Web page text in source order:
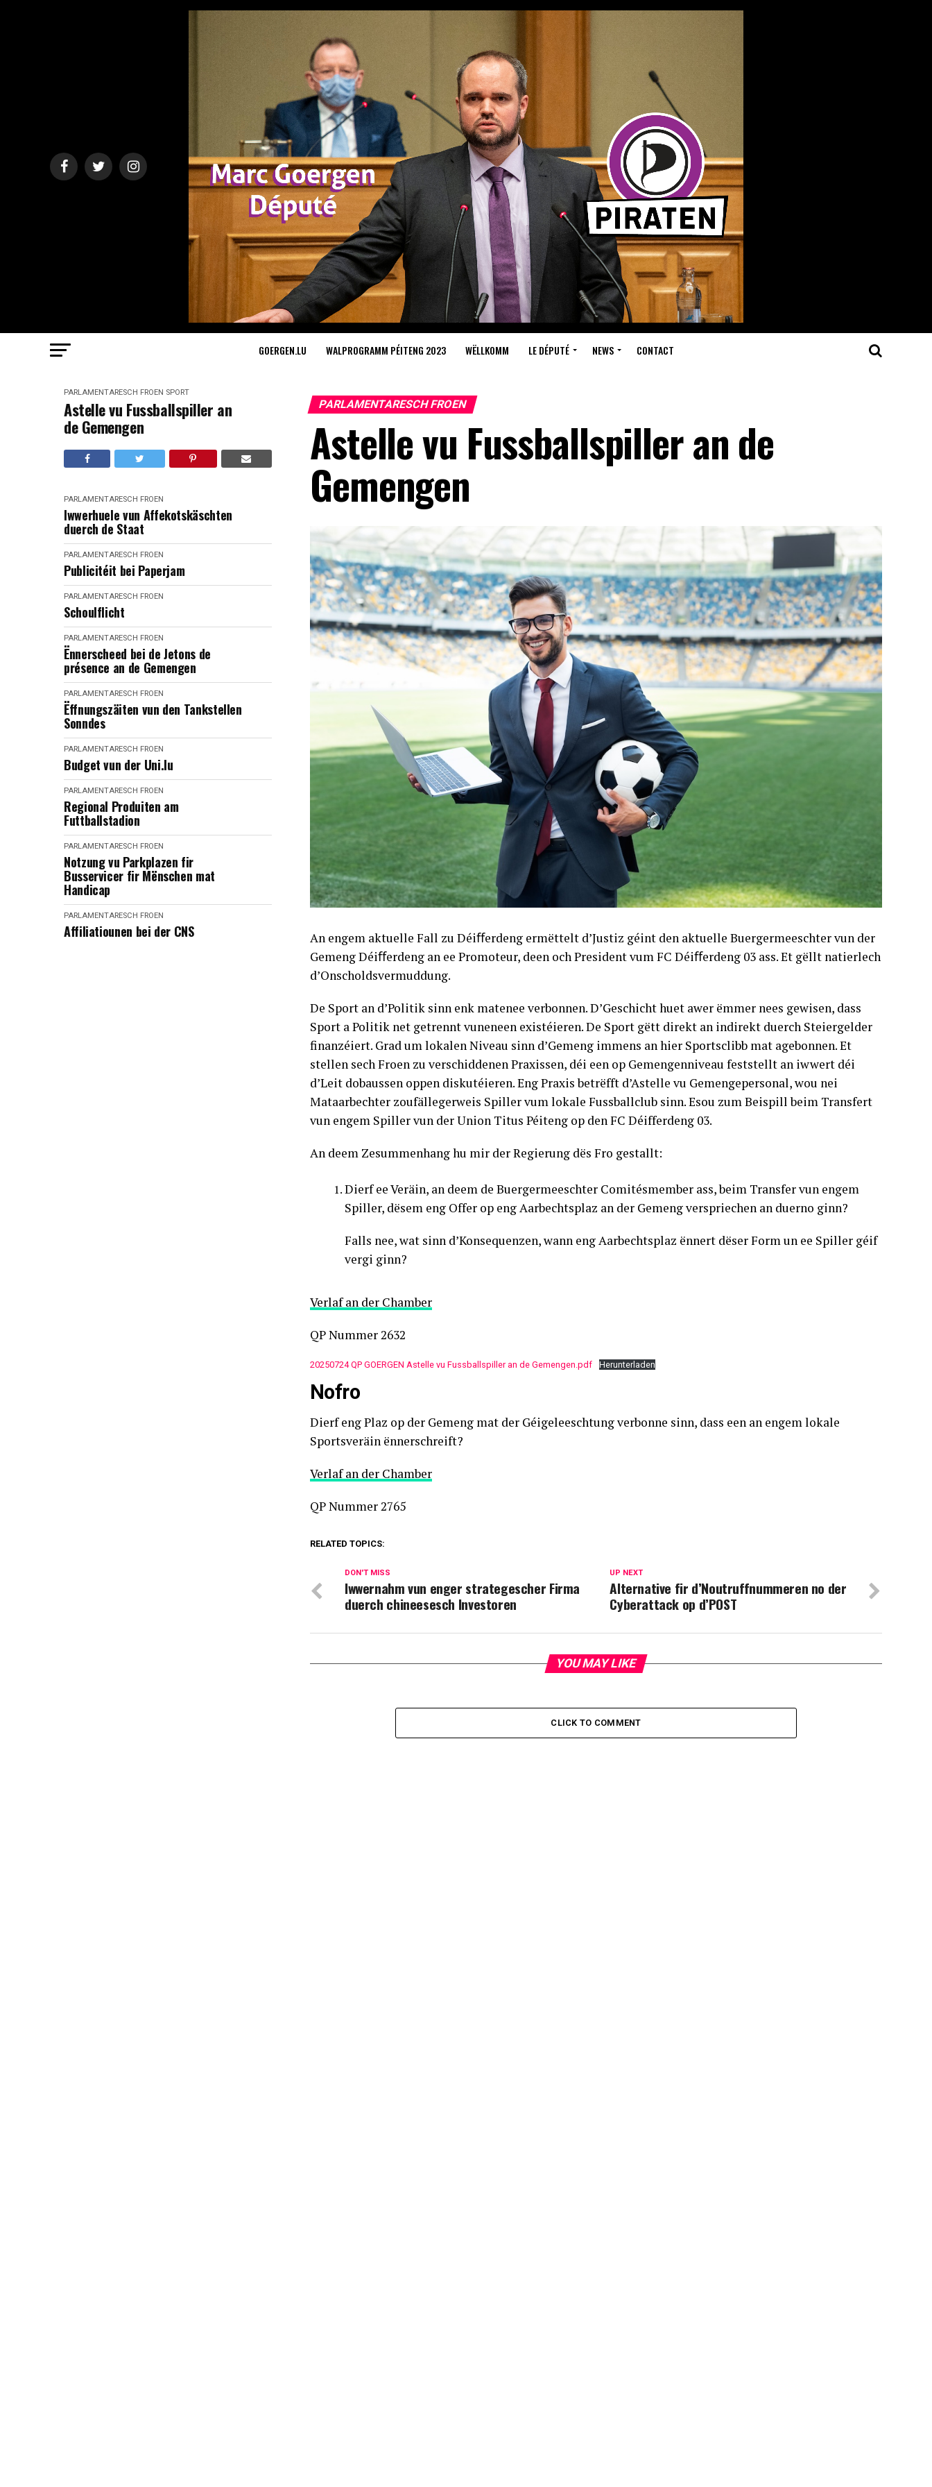
GOERGEN.LU WALPROGRAMM PÉITENG 2023 WËLLKOMM LE DÉPUTÉ NEWS CONTACT
PARLAMENTARESCH FROEN SPORT
Astelle vu Fussballspiller an
de Gemengen
PARLAMENTARESCH FROEN
Iwwerhuele vun Affekotskäschten
duerch de Staat
PARLAMENTARESCH FROEN
Publicitéit bei Paperjam
PARLAMENTARESCH FROEN
Schoulflicht
PARLAMENTARESCH FROEN
Ënnerscheed bei de Jetons de
présence an de Gemengen
PARLAMENTARESCH FROEN
Ëffnungszäiten vun den Tankstellen
Sonndes
PARLAMENTARESCH FROEN
Budget vun der Uni.lu
PARLAMENTARESCH FROEN
Regional Produiten am
Futtballstadion
PARLAMENTARESCH FROEN
Notzung vu Parkplazen fir
Busservicer fir Mënschen mat
Handicap
PARLAMENTARESCH FROEN
Affiliatiounen bei der CNS
PARLAMENTARESCH FROEN
Astelle vu Fussballspiller an de
Gemengen
An engem aktuelle Fall zu Déiﬀerdeng ermëttelt d’Justiz géint den aktuelle Buergermeeschter vun der
Gemeng Déiﬀerdeng an ee Promoteur, deen och President vum FC Déiﬀerdeng 03 ass. Et gëllt natierlech
d’Onscholdsvermuddung.
De Sport an d’Politik sinn enk matenee verbonnen. D’Geschicht huet awer ëmmer nees gewisen, dass
Sport a Politik net getrennt vuneneen existéieren. De Sport gëtt direkt an indirekt duerch Steiergelder
finanzéiert. Grad um lokalen Niveau sinn d’Gemeng immens an hier Sportsclibb mat agebonnen. Et
stellen sech Froen zu verschiddenen Praxissen, déi een op Gemengenniveau feststellt an iwwert déi
d’Leit dobaussen oppen diskutéieren. Eng Praxis betrëfft d’Astelle vu Gemengepersonal, wou nei
Mataarbechter zoufällegerweis Spiller vum lokale Fussballclub sinn. Esou zum Beispill beim Transfert
vun engem Spiller vun der Union Titus Péiteng op den FC Déifferdeng 03.
An deem Zesummenhang hu mir der Regierung dës Fro gestallt:
Dierf ee Veräin, an deem de Buergermeeschter Comitésmember ass, beim Transfer vun engem
Spiller, dësem eng Offer op eng Aarbechtsplaz an der Gemeng verspriechen an duerno ginn?
Falls nee, wat sinn d’Konsequenzen, wann eng Aarbechtsplaz ënnert dëser Form un ee Spiller géif
vergi ginn?
Verlaf an der Chamber
QP Nummer 2632
20250724 QP GOERGEN Astelle vu Fussballspiller an de Gemengen.pdf Herunterladen
Nofro
Dierf eng Plaz op der Gemeng mat der Géigeleeschtung verbonne sinn, dass een an engem lokale
Sportsveräin ënnerschreift?
Verlaf an der Chamber
QP Nummer 2765
RELATED TOPICS:
UP NEXT
Alternative fir d’Noutruffnummeren no der
Cyberattack op d’POST
DON'T MISS
Iwwernahm vun enger strategescher Firma
duerch chineesesch Investoren
YOU MAY LIKE
CLICK TO COMMENT